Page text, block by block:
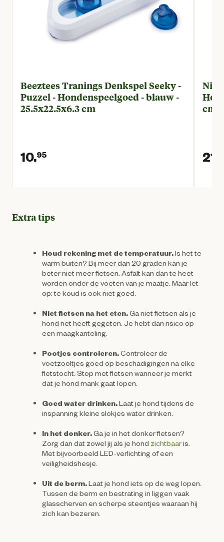
Beeztees Tranings Denkspel Seeky -
Puzzel - Hondenspeelgoed - blauw -
25.5x22.5x6.3 cm
10.95
cm
21.
Extra tips
Houd rekening met de temperatuur.Is het te
warm buiten? Bij meer dan 20 graden kan je
beter niet meer fietsen. Asfalt kan dan te heet
worden onder de voeten van je maatje. Maar let
op: te koud is ook niet goed.
Niet fietsen na het eten.Ga niet fietsen als je
hond net heeft gegeten. Je hebt dan risico op
een maagkanteling.
Pootjes controleren.Controleer de
voetzooltjes goed op beschadigingen na elke
fietstocht. Stop met fietsen wanneer je merkt
dat je hond mank gaat lopen.
Goed water drinken.Laat je hond tijdens de
inspanning kleine slokjes water drinken.
In het donker.Ga je in het donker fietsen?
Zorg dan dat zowel jij als je hond zichtbaaris.
Met bijvoorbeeld LED-verlichting of een
veiligheidshesje.
Uit de berm.Laat je hond iets op de weg lopen.
Tussen de berm en bestrating in liggen vaak
glasscherven en scherpe steentjes waaraan hij
zich kan bezeren.